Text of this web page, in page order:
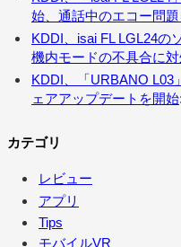
始、通話中のエコー問
KDDI、isai FL LGL24の
機内モードの不具合に
KDDI、「URBANO L03
ェアアップデートを開始
カテゴリ
レビュー
アプリ
Tips
モバイルVR